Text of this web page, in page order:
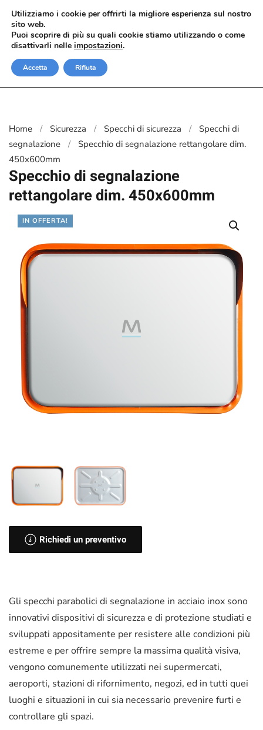
Passa al contenuto principale
Home Sicurezza Specchi di sicurezza
Specchi di
segnalazione
Specchio di segnalazione rettangolare dim.
450x600mm
Specchio di segnalazione
rettangolare dim. 450x600mm
IN OFFERTA!
Richiedi un preventivo
Gli specchi parabolici di segnalazione in acciaio inox sono
innovativi dispositivi di sicurezza e di protezione studiati e
sviluppati appositamente per resistere alle condizioni più
estreme e per offrire sempre la massima qualità visiva,
vengono comunemente utilizzati nei supermercati,
aeroporti, stazioni di rifornimento, negozi, ed in tutti quei
luoghi e situazioni in cui sia necessario prevenire furti e
controllare gli spazi.
Utilizziamo i cookie per offrirti la migliore esperienza sul nostro
sito web.
Puoi scoprire di più su quali cookie stiamo utilizzando o come
disattivarli nelle impostazioni.
Accetta Rifiuta